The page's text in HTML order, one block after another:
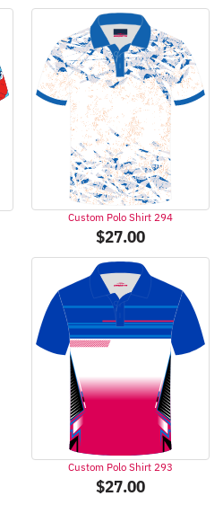
Custom Polo Shirt 294
$27.00
Custom Polo Shirt 293
$27.00